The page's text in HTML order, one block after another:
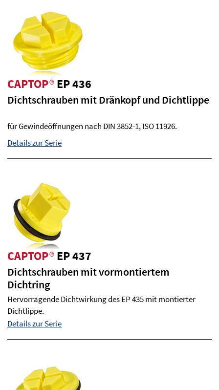
CAPTOP®EP 436
Dichtschrauben mit Dränkopf und Dichtlippe
für Gewindeöffnungen nach DIN 3852-1, ISO 11926.
Details zur Serie
CAPTOP®EP 437
Dichtschrauben mit vormontiertem
Dichtring
Hervorragende Dichtwirkung des EP 435 mit montierter
Dichtlippe.
Details zur Serie